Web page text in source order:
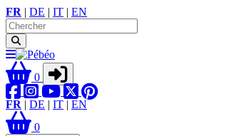
FR | DE | IT | EN
0
FR | DE | IT | EN
0